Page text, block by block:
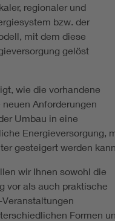
regionaler und
bzw. der
mit dem diese
gelöst
wie die vorhandene
Anforderungen
Umbau in eine
Energieversorgung,
gesteigert werden
wir Ihnen sowohl die
vor als auch praktische
Formen